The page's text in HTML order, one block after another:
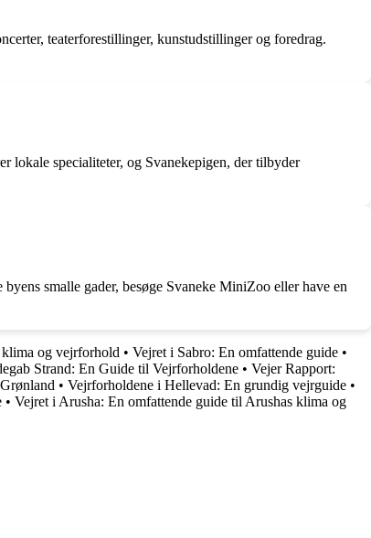
teaterforestillinger, kunstudstillinger og foredrag.
lokale specialiteter, og Svanekepigen, der tilbyder
smalle gader, besøge Svaneke MiniZoo eller have en
og vejrforhold • Vejret i Sabro: En omfattende guide •
Strand: En Guide til Vejrforholdene • Vejer Rapport:
• Vejrforholdene i Hellevad: En grundig vejrguide •
• Vejret i Arusha: En omfattende guide til Arushas klima og